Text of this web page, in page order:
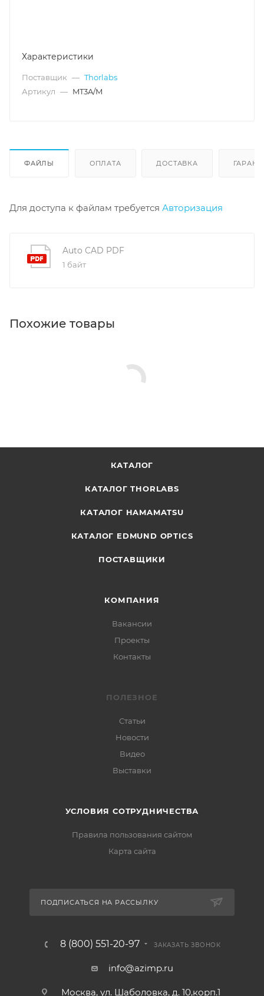
Характеристики
Поставщик — Thorlabs
Артикул — MT3A/M
ФАЙЛЫ ОПЛАТА ДОСТАВКА
Для доступа к файлам требуется Авторизация
Auto CAD PDF
1 байт
Похожие товары
КАТАЛОГ
КАТАЛОГ THORLABS
КАТАЛОГ HAMAMATSU
КАТАЛОГ EDMUND OPTICS
ПОСТАВЩИКИ
КОМПАНИЯ
Вакансии
Проекты
Контакты
ПОЛЕЗНОЕ
Статьи
Новости
Видео
Выставки
УСЛОВИЯ СОТРУДНИЧЕСТВА
Правила пользования сайтом
Карта сайта
ПОДПИСАТЬСЯ НА РАССЫЛКУ
8 (800) 551-20-97 ЗАКАЗАТЬ ЗВОНОК
info@azimp.ru
Москва, ул. Шаболовка, д. 10,корп.1